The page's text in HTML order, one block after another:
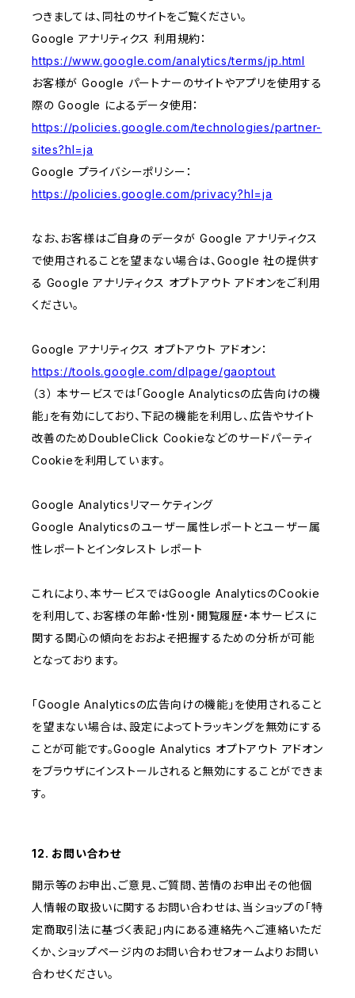
つきましては、同社のサイトをご覧ください。
Google アナリティクス 利用規約：
https://www.google.com/analytics/terms/jp.html
お客様が Google パートナーのサイトやアプリを使用する
際の Google によるデータ使用：
https://policies.google.com/technologies/partner-
sites?hl=ja
Google プライバシーポリシー：
https://policies.google.com/privacy?hl=ja
なお、お客様はご自身のデータが Google アナリティクス
で使用されることを望まない場合は、Google 社の提供す
る Google アナリティクス オプトアウト アドオンをご利用
ください。
Google アナリティクス オプトアウト アドオン：
https://tools.google.com/dlpage/gaoptout
（３） 本サービスでは「Google Analyticsの広告向けの機
能」を有効にしており、下記の機能を利用し、広告やサイト
改善のためDoubleClick Cookieなどのサードパーティ
Cookieを利用しています。
Google Analyticsリマーケティング
Google Analyticsのユーザー属性レポートとユーザー属
性レポートとインタレスト レポート
これにより、本サービスではGoogle AnalyticsのCookie
を利用して、お客様の年齢・性別・閲覧履歴・本サービスに
関する関心の傾向をおおよそ把握するための分析が可能
となっております。
「Google Analyticsの広告向けの機能」を使用されること
を望まない場合は、設定によってトラッキングを無効にする
ことが可能です。Google Analytics オプトアウト アドオン
をブラウザにインストールされると無効にすることができま
す。
12. お問い合わせ
開示等のお申出、ご意見、ご質問、苦情のお申出その他個
人情報の取扱いに関するお問い合わせは、当ショップの「特
定商取引法に基づく表記」内にある連絡先へご連絡いただ
くか、ショップページ内のお問い合わせフォームよりお問い
合わせください。